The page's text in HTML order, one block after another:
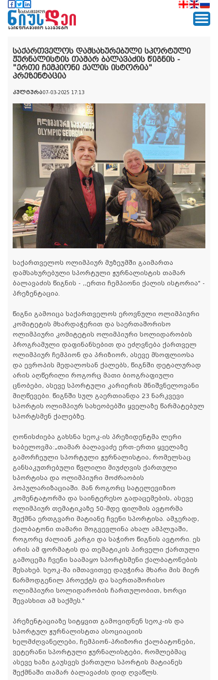
საქართველოს დამსახურებული სპორტული
ჟურნალისტის თამარ ბალავაძის წიგნის -
"ერთი ჩემპიონი ქალის ისტორია"
პრეზენტაცია
კულტურა07-03-2025 17:13
საქართველოს ოლიმპიურ მუზეუმში გაიმართა
დამსახურებული სპორტული ჟურნალისტის თამარ
ბალავაძის წიგნის - ,,ერთი ჩემპიონი ქალის ისტორია" -
პრეზენტაცია.
წიგნი გამოიცა საქართველოს ეროვნული ოლიმპიური
კომიტეტის მხარდაჭერით და საერთაშორისო
ოლიმპიური კომიტეტის ოლიმპიური სოლიდარობის
პროგრამული დაფინანსებით და ეძღვნება ქართველ
ოლიმპიურ ჩემპიონ და პრიზიორ, ასევე მსოფლიოსა
და ევროპის მედალოსან ქალებს, წიგნში დეტალურად
არის აღწერილი როგორც მათი ბიოგრაფიული
ცნობები, ასევე სპორტული კარიერის მნიშვნელოვანი
მიღწევები. წიგნში სულ გაერთიანდა 23 ნარკვევი
სპორტის ოლიმპიურ სახეობებში ყველაზე წარმატებულ
სპორტსმენ ქალებზე.
ღონისძიება გახსნა სეოკ-ის პრეზიდენტმა ლერი
ხაბელოვმა:„თამარ ბალავაძე ერთ-ერთი ყველაზე
გამორჩეული სპორტული ჟურნალისტია, რომელსაც
განსაკუთრებული წვლილი მიუძღვის ქართული
სპორტისა და ოლიმპიური მოძრაობის
პოპულარიზაციაში. მან როგორც სატელევიზიო
კომენტატორმა და საინტერესო გადაცემების, ასევე
ოლიმპიურ თემატიკაზე 50-მდე ფილმის ავტორმა
შექმნა ერთგვარი მატიანე ჩვენი სპორტისა. ამჯერად,
ქალბატონი თამარი მოგვევლინა ახალ ამპლუაში,
როგორც ძალიან კარგი და საჭირო წიგნის ავტორი. ეს
არის ამ ფორმატის და თემატიკის პირველი ქართული
გამოცემა ჩვენი საამაყო სპორტსმენი ქალბატონების
შესახებ. სეოკ-მა იმთავითვე დაუჭირა მხარი მის მიერ
წარმოდგენილ პროექტს და საერთაშორისო
ოლიმპიური სოლიდარობის ჩართულობით, ხორცი
შევასხით ამ საქმეს."
პრეზენტაციაზე სიტყვით გამოვიდნენ სეოკ-ის და
სპორტულ ჟურნალისტთა ასოციაციის
ხელმძღვანელები, ჩემპიონ-პრიზორი ქალბატონები,
ვეტერანი სპორტული ჟურნალისტები, რომლებმაც
ასევე ხაზი გაუსვეს ქართული სპორტის მატიანეს
შექმნაში თამარ ბალავაძის დიდ ღვაწლს.